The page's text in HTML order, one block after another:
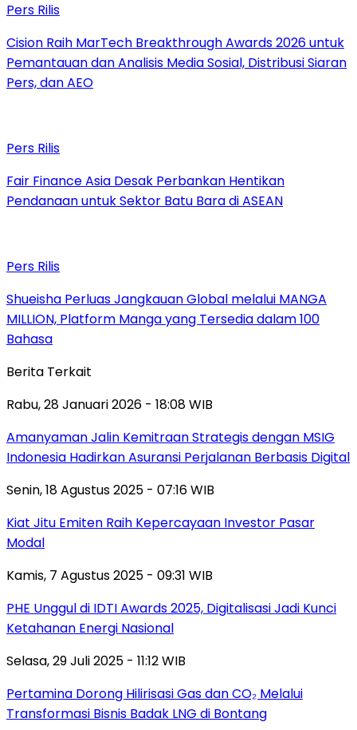
Pers Rilis
Cision Raih MarTech Breakthrough Awards 2026 untuk
Pemantauan dan Analisis Media Sosial, Distribusi Siaran
Pers, dan AEO
Pers Rilis
Fair Finance Asia Desak Perbankan Hentikan
Pendanaan untuk Sektor Batu Bara di ASEAN
Pers Rilis
Shueisha Perluas Jangkauan Global melalui MANGA
MILLION, Platform Manga yang Tersedia dalam 100
Bahasa
Berita Terkait
Rabu, 28 Januari 2026 - 18:08 WIB
Amanyaman Jalin Kemitraan Strategis dengan MSIG
Indonesia Hadirkan Asuransi Perjalanan Berbasis Digital
Senin, 18 Agustus 2025 - 07:16 WIB
Kiat Jitu Emiten Raih Kepercayaan Investor Pasar
Modal
Kamis, 7 Agustus 2025 - 09:31 WIB
PHE Unggul di IDTI Awards 2025, Digitalisasi Jadi Kunci
Ketahanan Energi Nasional
Selasa, 29 Juli 2025 - 11:12 WIB
Pertamina Dorong Hilirisasi Gas dan CO₂ Melalui
Transformasi Bisnis Badak LNG di Bontang